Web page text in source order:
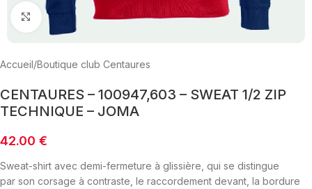
Click to enlarge
Accueil/Boutique club Centaures
CENTAURES – 100947,603 – SWEAT 1/2 ZIP
TECHNIQUE – JOMA
42.00 €
Sweat-shirt avec demi-fermeture à glissière, qui se distingue
par son corsage à contraste, le raccordement devant, la bordure